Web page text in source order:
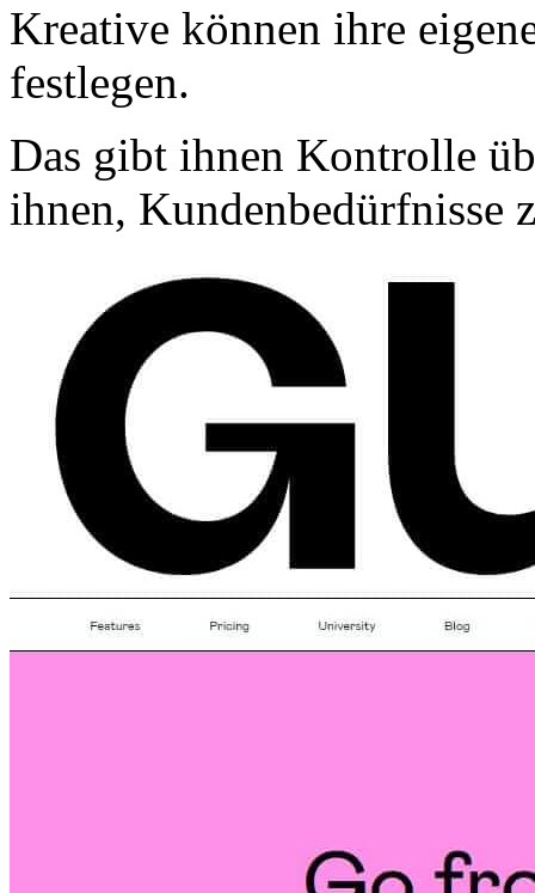
Kreative können ihre
festlegen.
Das gibt ihnen Kontrolle
ihnen, Kundenbedürfnisse